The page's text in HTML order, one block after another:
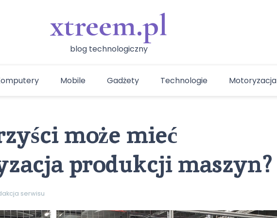
xtreem.pl
blog technologiczny
Mobile Gadżety Technologie Motoryzacja
może mieć
produkcji maszyn?
serwisu